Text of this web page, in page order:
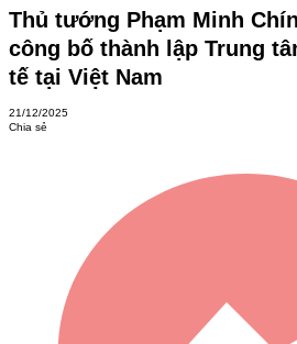
Thủ tướng Phạm Minh
công bố thành lập Trung
tế tại Việt Nam
21/12/2025
Chia sẻ